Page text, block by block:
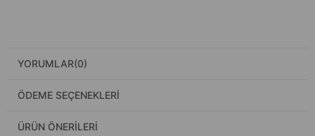
YORUMLAR(0)
ÖDEME SEÇENEKLERI
ÜRÜN ÖNERILERI